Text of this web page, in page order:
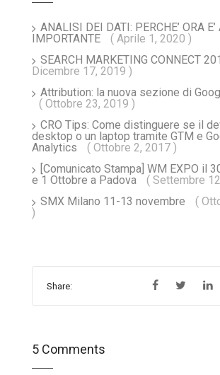
ANALISI DEI DATI: PERCHE’ ORA
IMPORTANTE
( Aprile 1, 2020 )
SEARCH MARKETING CONNECT
Dicembre 17, 2019 )
Attribution: la nuova sezione di
( Ottobre 23, 2019 )
CRO Tips: Come distinguere se il
desktop o un laptop tramite GTM e
Analytics
( Ottobre 2, 2017 )
[Comunicato Stampa] WM EXPO il
e 1 Ottobre a Padova
( Settembre
SMX Milano 11-13 novembre
(
)
Share:
5 Comments